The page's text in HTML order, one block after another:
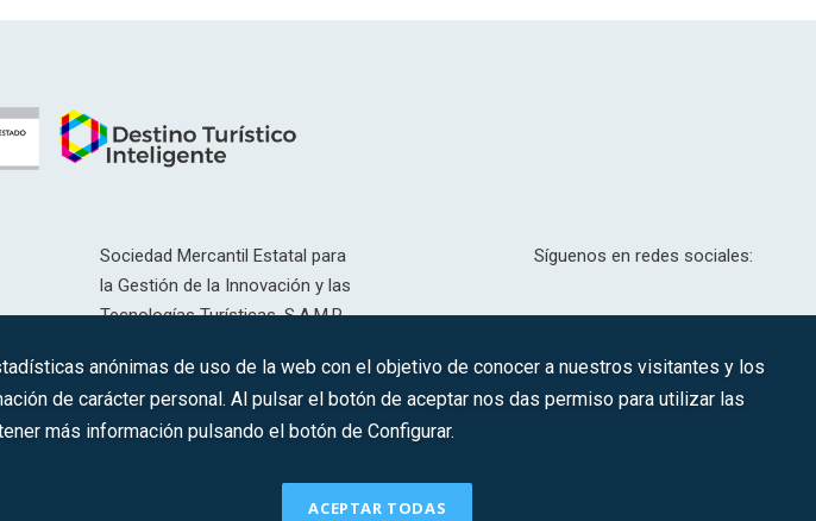
Sociedad Mercantil Estatal para
la Gestión de la Innovación y las
Tecnologías Turísticas, S.A.M.P.
Inscrita en el R.M. de Madrid, T,
12593, Se. 8, F. 129, H. 201.307.
C.I.F.: A-81/874.984
Síguenos en redes sociales:
CONTACTO
anónimas de uso de la web con el objetivo de conocer a nuestros visitantes y los
de carácter personal. Al pulsar el botón de aceptar nos das permiso para utilizar las
más información pulsando el botón de Configurar.
ACEPTAR TODAS